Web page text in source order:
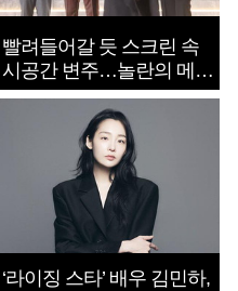
빨려들어갈 듯 스크린 속
시공간 변주…놀란의 메시
지는 ‘전쟁 속죄’
‘라이징 스타’ 배우 김민하,